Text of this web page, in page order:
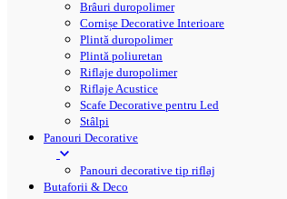
Brâuri duropolimer
Cornișe Decorative Interioare
Plintă duropolimer
Plintă poliuretan
Riflaje duropolimer
Riflaje Acustice
Scafe Decorative pentru Led
Stâlpi
Panouri Decorative
Panouri decorative tip riflaj
Butaforii & Deco